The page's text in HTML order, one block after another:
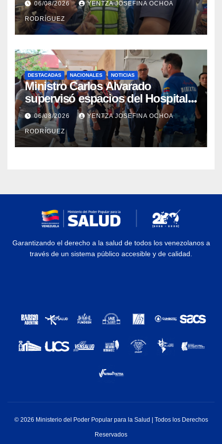
Catia la Mar
06/08/2026 YENTZA JOSEFINA OCHOA
RODRÍGUEZ
DESTACADAS NACIONALES NOTICIAS
Ministro Carlos Alvarado
supervisó espacios del Hospital
Dermatológico Dr. Martín Vegas
en La Guaira
06/08/2026 YENTZA JOSEFINA OCHOA
RODRÍGUEZ
Garantizando el derecho a la salud de todos los venezolanos a
través de un sistema público accesible y de calidad.
© 2026 Ministerio del Poder Popular para la Salud | Todos los Derechos
Reservados